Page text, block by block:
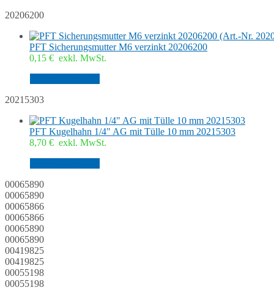
20206200
PFT Sicherungsmutter M6 verzinkt 20206200
0,15 € exkl. MwSt.
20215303
PFT Kugelhahn 1/4" AG mit Tülle 10 mm 20215303
8,70 € exkl. MwSt.
00065890
00065890
00065866
00065866
00065890
00065890
00419825
00419825
00055198
00055198